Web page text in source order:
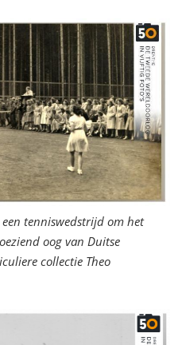
een tenniswedstrijd om het
oog van Duitse
collectie Theo